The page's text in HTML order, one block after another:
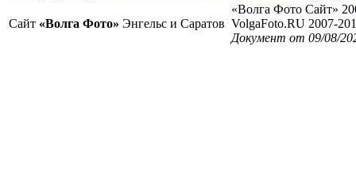
Сайт «Волга Фото» Энгельс и Саратов
«Волга Фото Сайт»
VolgaFoto.RU 2007-
Документ от 09/08/